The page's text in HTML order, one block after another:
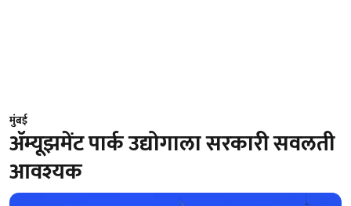
मुंबई
ॲम्यूझमेंट पार्क उद्योगाला सरकारी सवलती
आवश्यक